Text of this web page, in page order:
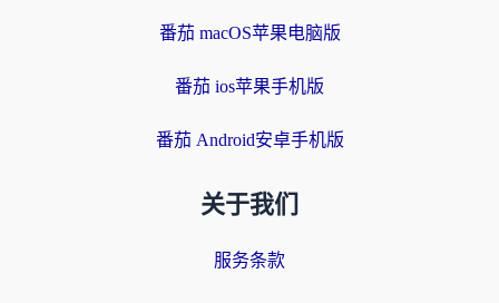
番茄 macOS苹果电脑版
番茄 ios苹果手机版
番茄 Android安卓手机版
关于我们
服务条款